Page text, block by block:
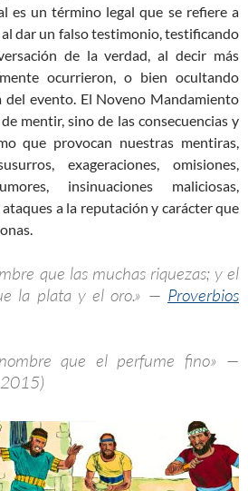
es un término legal que se refiere a
dar un falso testimonio, testificando
de la verdad, al decir más
ocurrieron, o bien ocultando
del evento. El Noveno Mandamiento
mentir, sino de las consecuencias y
que provocan nuestras mentiras,
exageraciones, omisiones,
insinuaciones maliciosas,
a la reputación y carácter que
que las muchas riquezas; y el
la plata y el oro.» — Proverbios
que el perfume fino» —
2015)